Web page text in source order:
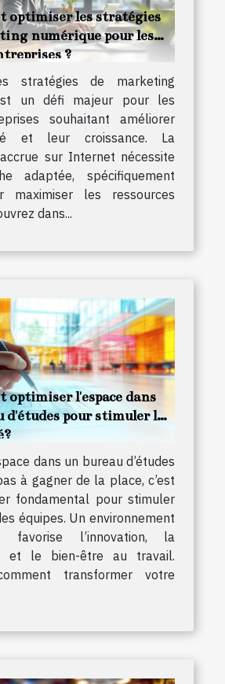
optimiser les stratégies
numérique pour les
?
stratégies de marketing
un défi majeur pour les
souhaitant améliorer
et leur croissance. La
sur Internet nécessite
adaptée, spécifiquement
maximiser les ressources
dans...
optimiser l'espace dans
d'études pour stimuler la
dans un bureau d’études
à gagner de la place, c’est
fondamental pour stimuler
équipes. Un environnement
favorise l’innovation, la
et le bien-être au travail.
transformer votre